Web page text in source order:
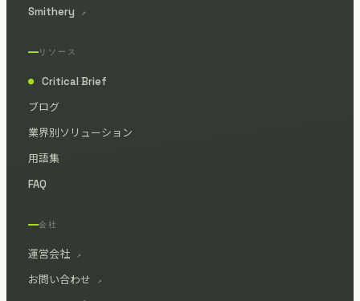
Smithery ↗
リソース
●
Critical Brief
ブログ
業界別ソリューション
用語集
FAQ
会社
運営会社 ↗
お問い合わせ ↗